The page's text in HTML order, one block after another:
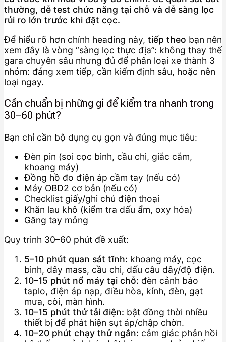
thường, dễ test chức năng tại chỗ và dễ sàng lọc
rủi ro lớn trước khi đặt cọc.
Để hiểu rõ hơn chính heading này, tiếp theo bạn nên
xem đây là vòng “sàng lọc thực địa”: không thay thế
gara chuyên sâu nhưng đủ để phân loại xe thành 3
nhóm: đáng xem tiếp, cần kiểm định sâu, hoặc nên
loại ngay.
Cần chuẩn bị những gì để kiểm tra nhanh trong
30–60 phút?
Bạn chỉ cần bộ dụng cụ gọn và đúng mục tiêu:
Đèn pin (soi cọc bình, cầu chì, giắc cắm,
khoang máy)
Đồng hồ đo điện áp cầm tay (nếu có)
Máy OBD2 cơ bản (nếu có)
Checklist giấy/ghi chú điện thoại
Khăn lau khô (kiểm tra dấu ẩm, oxy hóa)
Găng tay mỏng
Quy trình 30–60 phút đề xuất:
5–10 phút quan sát tĩnh: khoang máy, cọc
bình, dây mass, cầu chì, dấu câu dây/độ điện.
10–15 phút nổ máy tại chỗ: đèn cảnh báo
taplo, điện áp nạp, điều hòa, kính, đèn, gạt
mưa, còi, màn hình.
10–15 phút thử tải điện: bật đồng thời nhiều
thiết bị để phát hiện sụt áp/chập chờn.
10–20 phút chạy thử ngắn: cảm giác phản hồi